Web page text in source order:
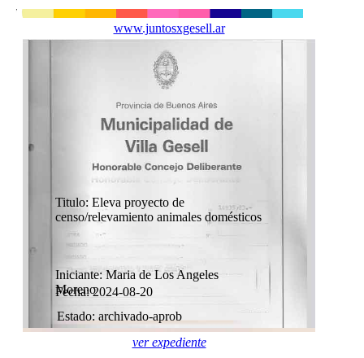
Titulo: Eleva proyecto de
censo/relevamiento animales domésticos
Fecha: 2024-08-20
Estado: archivado-aprob
Iniciante: Maria de Los Angeles
Moreno
www.juntosxgesell.ar
ver expediente